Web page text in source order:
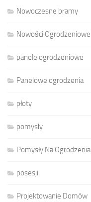
Nowoczesne bramy
Nowości Ogrodzeniowe
panele ogrodzeniowe
Panelowe ogrodzenia
płoty
pomysły
Pomysły Na Ogrodzenia
posesji
Projektowanie Domów